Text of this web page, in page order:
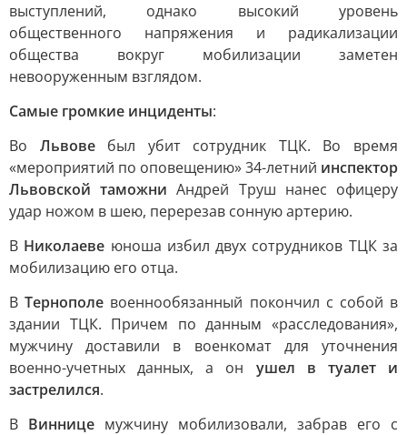
выступлений, однако высокий уровень
общественного напряжения и радикализации
общества вокруг мобилизации заметен
невооруженным взглядом.
Самые громкие инциденты:
Во Львовебыл убит сотрудник ТЦК. Во время
«мероприятий по оповещению» 34-летний инспектор
Львовской таможни Андрей Труш нанес офицеру
удар ножом в шею, перерезав сонную артерию.
В Николаеве юноша избил двух сотрудников ТЦК за
мобилизацию его отца.
ВТернополе военнообязанный покончил с собой в
здании ТЦК. Причем по данным «расследования»,
мужчину доставили в военкомат для уточнения
военно-учетных данных, а он ушел в туалет и
застрелился.
В Виннице мужчину мобилизовали, забрав его с